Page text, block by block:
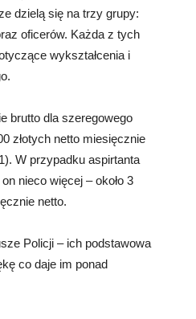
dzielą się na trzy grupy:
oficerów. Każda z tych
wykształcenia i
brutto dla szeregowego
złotych netto miesięcznie
W przypadku aspirtanta
nieco więcej – około 3
netto.
Policji – ich podstawowa
co daje im ponad